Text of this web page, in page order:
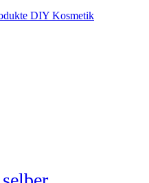
gemacht